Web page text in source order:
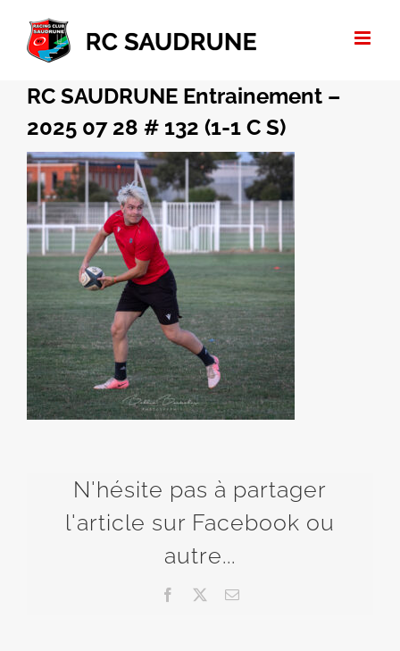
Passer
contenu
RC SAUDRUNE Entrainement –
2025 07 28 # 132 (1-1 C S)
N'hésite pas à partager
l'article sur Facebook ou
autre...
Facebook Email